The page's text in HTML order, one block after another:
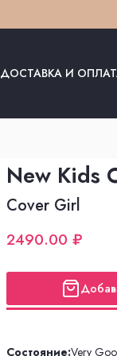
ДОСТАВКА И
New Kids
Cover Girl
2490.00 ₽
Состояние:Very